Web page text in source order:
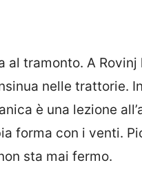
al tramonto. A
nelle trattorie. In
è una lezione
forma con i venti.
sta mai fermo.